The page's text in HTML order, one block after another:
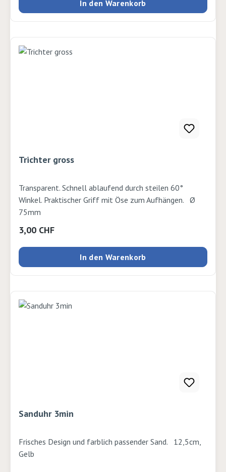
In den Warenkorb
Trichter gross
Transparent. Schnell ablaufend durch steilen 60°
Winkel. Praktischer Griff mit Öse zum Aufhängen. Ø
75mm
Regulärer Preis:
3,00 CHF
In den Warenkorb
Sanduhr 3min
Frisches Design und farblich passender Sand. 12,5cm,
Gelb